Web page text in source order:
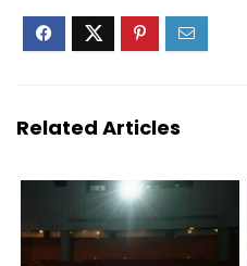
Related Articles